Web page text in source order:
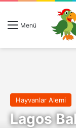
Menü
Hayvanlar Alemi
Lagos